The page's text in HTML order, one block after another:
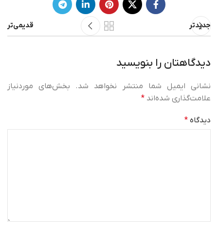
جدیدتر قدیمی‌تر
دیدگاهتان را بنویسید
نشانی ایمیل شما منتشر نخواهد شد.
بخش‌های موردنیاز
علامت‌گذاری شده‌اند *
دیدگاه *